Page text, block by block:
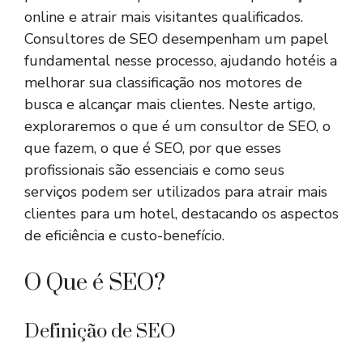
online e atrair mais visitantes qualificados.
Consultores de SEO desempenham um papel
fundamental nesse processo, ajudando hotéis a
melhorar sua classificação nos motores de
busca e alcançar mais clientes. Neste artigo,
exploraremos o que é um consultor de SEO, o
que fazem, o que é SEO, por que esses
profissionais são essenciais e como seus
serviços podem ser utilizados para atrair mais
clientes para um hotel, destacando os aspectos
de eficiência e custo-benefício.
O Que é SEO?
Definição de SEO